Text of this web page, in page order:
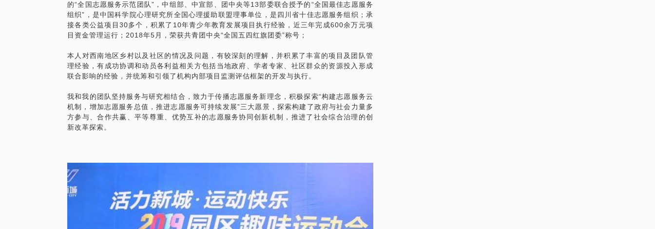
如果你是一家企业的负责人，我可以与你分享： 公益和慈善有什么区别？ 企业如何通过
公益的视角树立品牌形象？ 怎样通过公益行动塑造企业文化和员工凝聚力？ 除了捐钱，
公益组织，我们可以一起聊聊： 谁是组织的用户？ 怎样梳理组织的公益产品？ 说得明
白就筹得到款！ 不用高薪驱动，公益组织的员工怎么管？
题。请把你的问题提前发给我，方便提升见面效率。
的“全国志愿服务示范团队”，中组部、中宣部、团中央等13部委联合授予的“全国最佳志愿服务
组织”，是中国科学院心理研究所全国心理援助联盟理事单位，是四川省十佳志愿服务组织；承
接各类公益项目30多个，积累了10年青少年教育发展项目执行经验，近三年完成600余万元项
目资金管理运行；2018年5月，荣获共青团中央“全国五四红旗团委”称号；
本人对西南地区乡村以及社区的情况及问题，有较深刻的理解，并积累了丰富的项目及团队管
理经验，有成功协调和动员各利益相关方包括当地政府、学者专家、社区群众的资源投入形成
联合影响的经验，并统筹和引领了机构内部项目监测评估框架的开发与执行。
我和我的团队坚持服务与研究相结合，致力于传播志愿服务新理念，积极探索“构建志愿服务云
机制，增加志愿服务总值，推进志愿服务可持续发展”三大愿景，探索构建了政府与社会力量多
方参与、合作共赢、平等尊重、优势互补的志愿服务协同创新机制，推进了社会综合治理的创
新改革探索。